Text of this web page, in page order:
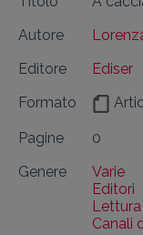
Autore
Editore
Ediser
Formato
Pagine
0
Genere
Varie
Editori
Lettura
Canali